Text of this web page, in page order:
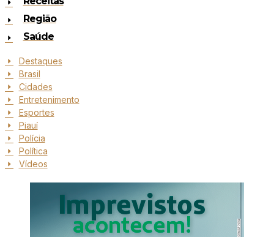
Região
Saúde
Destaques
Brasil
Cidades
Entretenimento
Esportes
Piauí
Polícia
Política
Vídeos